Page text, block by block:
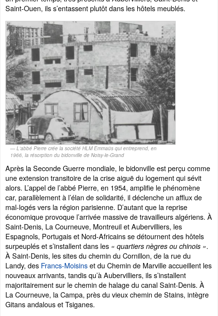
Saint-Ouen, ils s’entassent plutôt dans les hôtels meublés.
L'abbé Pierre crée la société HLM Emmaüs qui entreprend, en
1966, la résorption du bidonville de Noisy-le-Grand
Après la Seconde Guerre mondiale, le bidonville est perçu comme
une extension transitoire de la crise aiguë du logement qui sévit
alors. L’appel de l’abbé Pierre, en 1954, amplifie le phénomène
car, parallèlement à l’élan de solidarité, il déclenche un afflux de
mal-logés vers la région parisienne. D’autant que la reprise
économique provoque l’arrivée massive de travailleurs algériens. À
Saint-Denis, La Courneuve, Montreuil et Aubervilliers, les
Espagnols, Portugais et Nord-Africains se détournent des hôtels
surpeuplés et s’installent dans les « quartiers nègres ou chinois ».
À Saint-Denis, les sites du chemin du Cornillon, de la rue du
Landy, des Francs-Moisinset du Chemin de Marville accueillent les
nouveaux arrivants, tandis qu’à Aubervilliers, ils s’installent
majoritairement sur le chemin de halage du canal Saint-Denis. À
La Courneuve, la Campa, près du vieux chemin de Stains, intègre
Gitans andalous et Tsiganes.